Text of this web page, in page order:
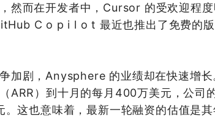
然而在开发者中，Cursor 的受欢迎程
C o p i l o t 最近也推出了免费的
加剧，Anysphere 的业绩却在快速增
ARR）到十月的每月400万美元，公司
。这也意味着，最新一轮融资的估值是